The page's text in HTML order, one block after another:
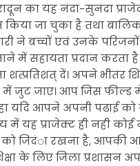
का यह नंदा-सुनंदा
किया जा चुका है तथा
ने बच्चों एवं उनके
में सहायता प्रदान करता
शत्प्रतिशत् दें। अपने भीतर
जुट जाए। आप जिस फील्ड
यदि आपने अपनी पढाई को
में यह प्राजेक्ट ही नही
को जिदंा रखना है, आपकी
के लिए जिला प्रशासन